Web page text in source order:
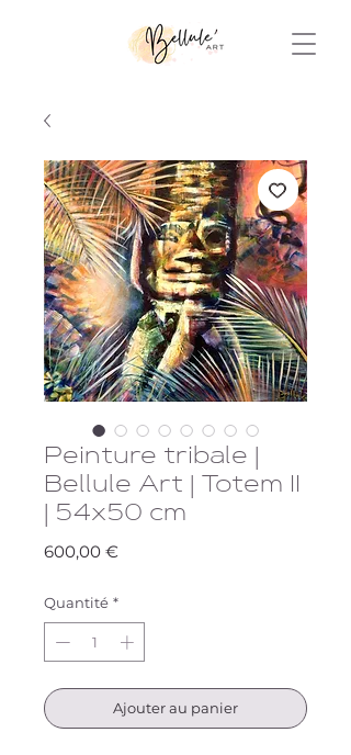
Peinture tribale |
Bellule Art | Totem II
| 54x50 cm
600,00 €Prix
Quantité *
Ajouter au panier